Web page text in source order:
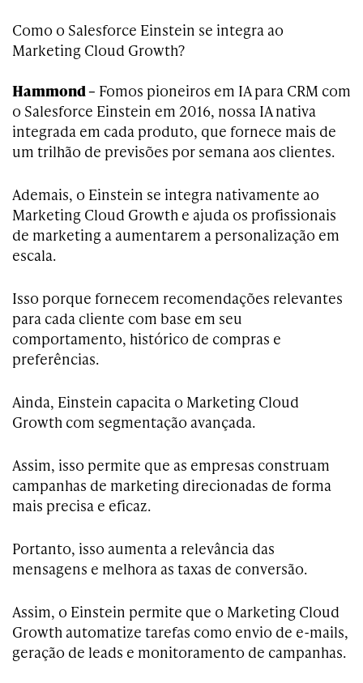
Como o Salesforce Einstein se integra ao
Marketing Cloud Growth?
Hammond – Fomos pioneiros em IA para CRM com
o Salesforce Einstein em 2016, nossa IA nativa
integrada em cada produto, que fornece mais de
um trilhão de previsões por semana aos clientes.
Ademais, o Einstein se integra nativamente ao
Marketing Cloud Growth e ajuda os profissionais
de marketing a aumentarem a personalização em
escala.
Isso porque fornecem recomendações relevantes
para cada cliente com base em seu
comportamento, histórico de compras e
preferências.
Ainda, Einstein capacita o Marketing Cloud
Growth com segmentação avançada.
Assim, isso permite que as empresas construam
campanhas de marketing direcionadas de forma
mais precisa e eficaz.
Portanto, isso aumenta a relevância das
mensagens e melhora as taxas de conversão.
Assim, o Einstein permite que o Marketing Cloud
Growth automatize tarefas como envio de e-mails,
geração de leads e monitoramento de campanhas.